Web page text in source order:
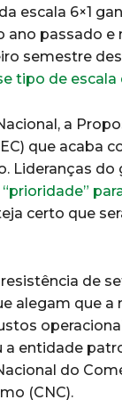
escala 6×1
ano passado
semestre
tipo de escala
a
que acaba
Lideranças do
certo que
de
alegam que a
a entidade
do
(CNC).